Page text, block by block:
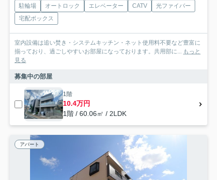
駐輪場 オートロック エレベーター CATV
光ファイバー
宅配ボックス
室内設備は追い焚き・システムキッチン・ネット使用料不要など豊富に
揃っており、過ごしやすいお部屋になっております。共用部に... もっと
見る
募集中の部屋
1階
10.4万円
1階 / 60.06㎡ / 2LDK
アパート